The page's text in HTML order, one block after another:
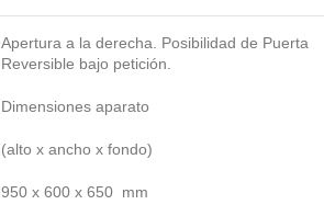
Apertura a la derecha. Posibilidad de Puerta
Reversible bajo petición.
Dimensiones aparato
(alto x ancho x fondo)
950 x 600 x 650 mm